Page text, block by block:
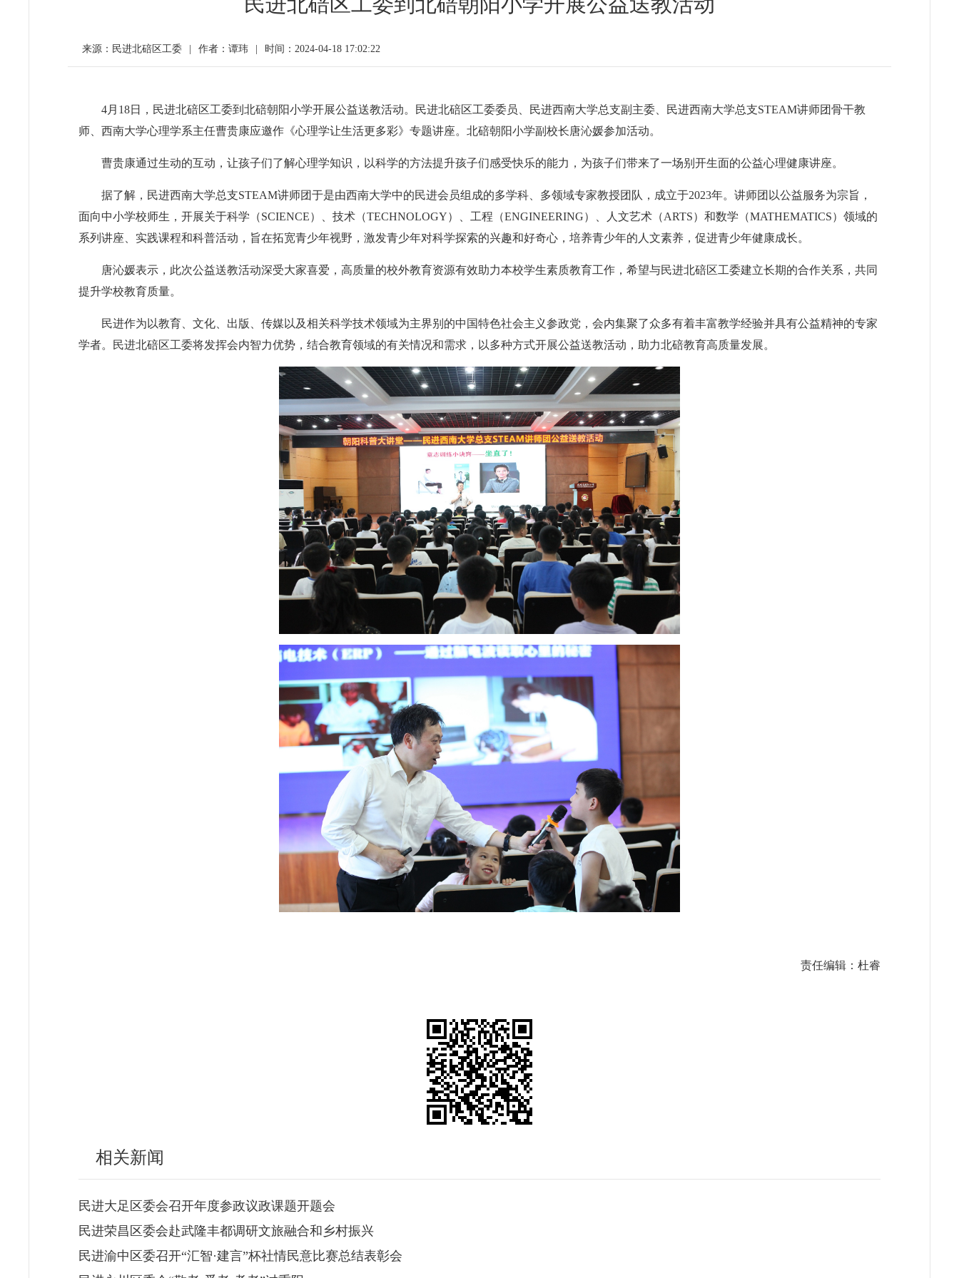
来源：民进北碚区工委 作者：谭玮 时间：2024-04-18 17:02:22
4月18日，民进北碚区工委到北碚朝阳小学开展公益送教活动。民进北碚区工委委员、民进西南大学总支副主委、民进西南大学总支STEAM讲师团骨干教
师、西南大学心理学系主任曹贵康应邀作《心理学让生活更多彩》专题讲座。北碚朝阳小学副校长唐沁媛参加活动。
曹贵康通过生动的互动，让孩子们了解心理学知识，以科学的方法提升孩子们感受快乐的能力，为孩子们带来了一场别开生面的公益心理健康讲座。
据了解，民进西南大学总支STEAM讲师团于是由西南大学中的民进会员组成的多学科、多领域专家教授团队，成立于2023年。讲师团以公益服务为宗旨，
面向中小学校师生，开展关于科学（SCIENCE）、技术（TECHNOLOGY）、工程（ENGINEERING）、人文艺术（ARTS）和数学（MATHEMATICS）领域的
系列讲座、实践课程和科普活动，旨在拓宽青少年视野，激发青少年对科学探索的兴趣和好奇心，培养青少年的人文素养，促进青少年健康成长。
唐沁媛表示，此次公益送教活动深受大家喜爱，高质量的校外教育资源有效助力本校学生素质教育工作，希望与民进北碚区工委建立长期的合作关系，共同
提升学校教育质量。
民进作为以教育、文化、出版、传媒以及相关科学技术领域为主界别的中国特色社会主义参政党，会内集聚了众多有着丰富教学经验并具有公益精神的专家
学者。民进北碚区工委将发挥会内智力优势，结合教育领域的有关情况和需求，以多种方式开展公益送教活动，助力北碚教育高质量发展。
责任编辑：杜睿
相关新闻
民进大足区委会召开年度参政议政课题开题会
民进荣昌区委会赴武隆丰都调研文旅融合和乡村振兴
民进渝中区委召开“汇智·建言”杯社情民意比赛总结表彰会